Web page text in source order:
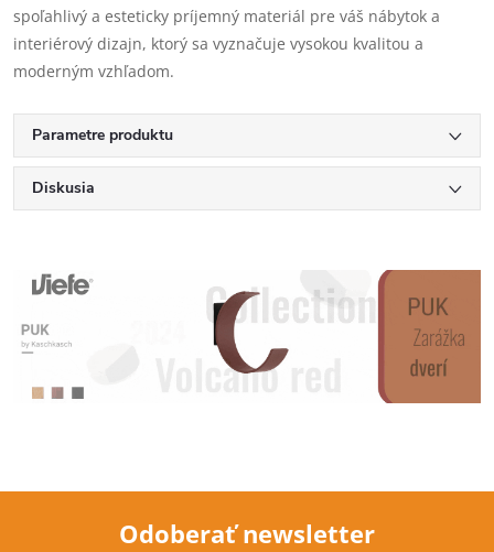
spoľahlivý a esteticky príjemný materiál pre váš nábytok a
interiérový dizajn, ktorý sa vyznačuje vysokou kvalitou a
moderným vzhľadom.
Parametre produktu
Diskusia
Odoberať newsletter